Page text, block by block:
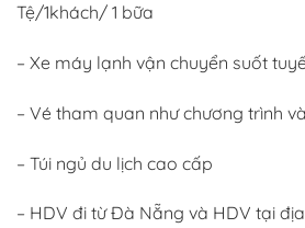
Tệ/1khách/ 1 bữa
– Xe máy lạnh vận chuyển suốt
– Vé tham quan như chương trình
– Túi ngủ du lịch cao cấp
– HDV đi từ Đà Nẵng và HDV tại